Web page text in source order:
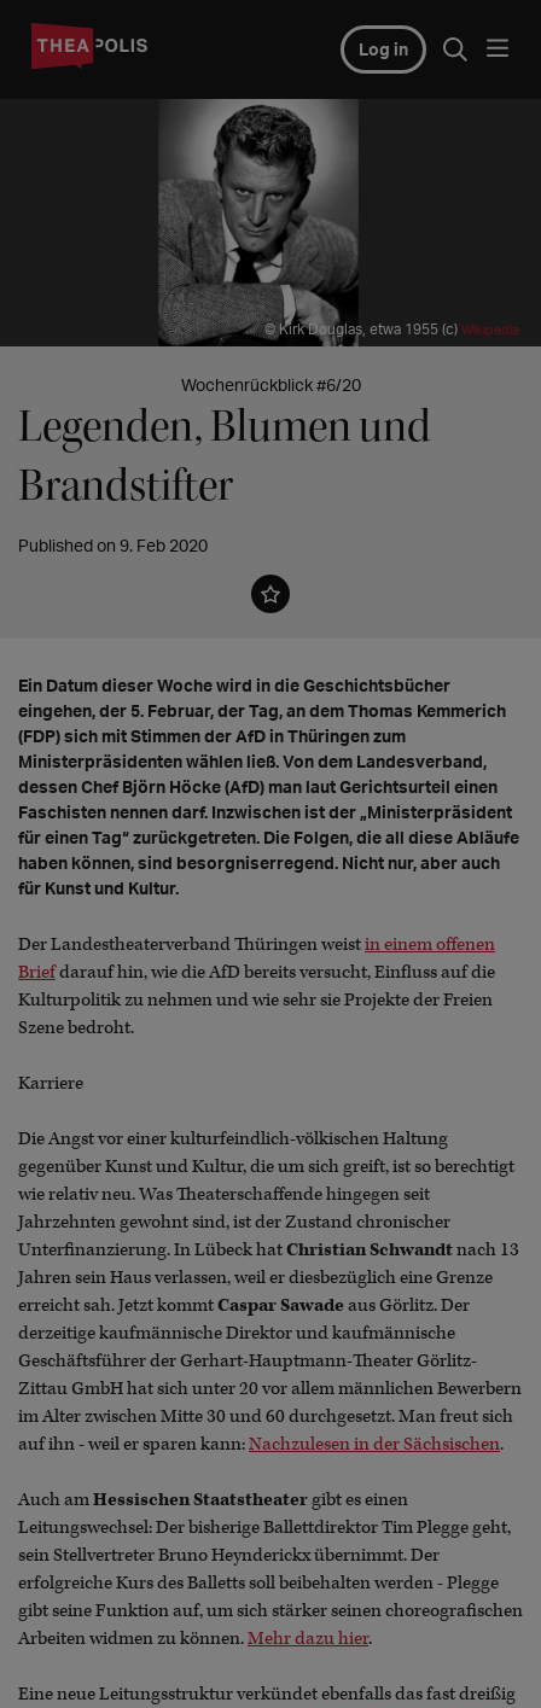
Log in
© Kirk Douglas, etwa 1955 (c) Wikipedia
Wochenrückblick #6/20
Legenden, Blumen und
Brandstifter
Published on 9. Feb 2020
Ein Datum dieser Woche wird in die Geschichtsbücher
eingehen, der 5. Februar, der Tag, an dem Thomas Kemmerich
(FDP) sich mit Stimmen der AfD in Thüringen zum
Ministerpräsidenten wählen ließ. Von dem Landesverband,
dessen Chef Björn Höcke (AfD) man laut Gerichtsurteil einen
Faschisten nennen darf. Inzwischen ist der „Ministerpräsident
für einen Tag“ zurückgetreten. Die Folgen, die all diese Abläufe
haben können, sind besorgniserregend. Nicht nur, aber auch
für Kunst und Kultur.
Der Landestheaterverband Thüringen weistin einem offenen
Briefdarauf hin, wie die AfD bereits versucht, Einfluss auf die
Kulturpolitik zu nehmen und wie sehr sie Projekte der Freien
Szene bedroht.
Karriere
Die Angst vor einer kulturfeindlich-völkischen Haltung
gegenüber Kunst und Kultur, die um sich greift, ist so berechtigt
wie relativ neu. Was Theaterschaffende hingegen seit
Jahrzehnten gewohnt sind, ist der Zustand chronischer
Unterfinanzierung. In Lübeck hatChristian Schwandtnach 13
Jahren sein Haus verlassen, weil er diesbezüglich eine Grenze
erreicht sah. Jetzt kommtCaspar Sawadeaus Görlitz. Der
derzeitige kaufmännische Direktor und kaufmännische
Geschäftsführer der Gerhart-Hauptmann-Theater Görlitz-
Zittau GmbH hat sich unter 20 vor allem männlichen Bewerbern
im Alter zwischen Mitte 30 und 60 durchgesetzt. Man freut sich
auf ihn - weil er sparen kann:Nachzulesen in der Sächsischen.
Auch amHessischen Staatstheatergibt es einen
Leitungswechsel: Der bisherige Ballettdirektor Tim Plegge geht,
sein Stellvertreter Bruno Heynderickx übernimmt. Der
erfolgreiche Kurs des Balletts soll beibehalten werden - Plegge
gibt seine Funktion auf, um sich stärker seinen choreografischen
Arbeiten widmen zu können.Mehr dazu hier.
Eine neue Leitungsstruktur verkündet ebenfalls das fast dreißig